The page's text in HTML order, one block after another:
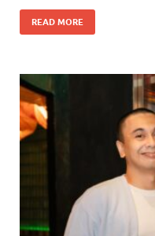
READ MORE